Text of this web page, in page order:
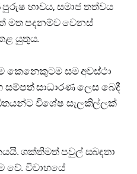
භාවය, සමාජ තත්වය
මත පදනම්ව වෙනස්
යුතුය.
කෙනෙකුටම සම අවස්ථා
සාධාරණ ලෙස බෙදී
විශේෂ සැලකිල්ලක්
ශක්තිමත් පවුල් සබඳතා
වේ. විවාහයේ